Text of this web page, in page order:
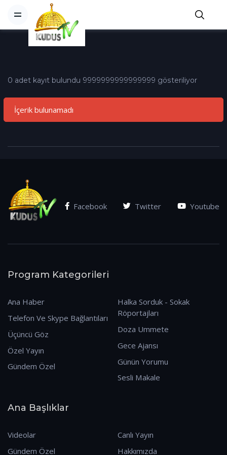
0 adet kayıt bulundu 9999999999999999 gösteriliyor
İçerik bulunamadı
Facebook Twitter Youtube
Program Kategorileri
Ana Haber
Telefon Ve Skype Bağlantıları
Üçüncü Göz
Özel Yayın
Gündem Özel
Halka Sorduk - Sokak
Röportajları
Doza Ummete
Gece Ajansı
Günün Yorumu
Sesli Makale
Ana Başlıklar
Videolar
Gündem Özel
Canlı Yayın
Hakkımızda